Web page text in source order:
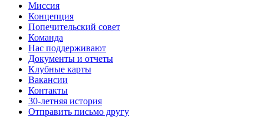
Миссия
Концепция
Попечительский совет
Команда
Нас поддерживают
Документы и отчеты
Клубные карты
Вакансии
Контакты
30-летняя история
Отправить письмо другу